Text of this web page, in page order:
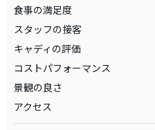
食事の満足度
スタッフの接客
キャディの評価
コストパフォーマンス
景観の良さ
アクセス